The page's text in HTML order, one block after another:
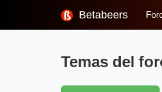
Betabeers
Temas del